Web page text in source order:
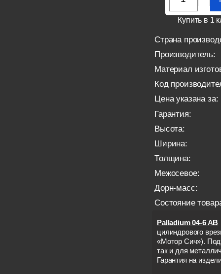
Купить в 1
Страна
Производитель:
Материал
Код
Цена указана за:
Гарантия:
Высота:
Ширина:
Толщина:
Межосевое:
Дорн-масс:
Состояние
Palladium 04-6 AB
цилиндрового
«Мотор Сич»).
так и для
Гарантия на